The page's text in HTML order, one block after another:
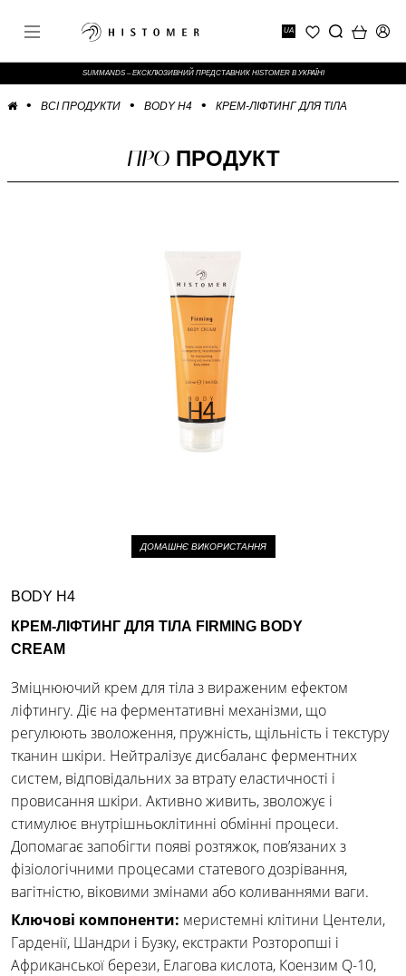
UA
SUMMANDS – ЕКСКЛЮЗИВНИЙ ПРЕДСТАВНИК HISTOMER В УКРАЇНІ
ВСІ ПРОДУКТИ BODY H4 КРЕМ-ЛІФТИНГ ДЛЯ ТІЛА
ПРОПРОДУКТ
ДОМАШНЄ ВИКОРИСТАННЯ
BODY H4
КРЕМ-ЛІФТИНГ ДЛЯ ТІЛА FIRMING BODY
CREAM
Зміцнюючий крем для тіла з вираженим ефектом
ліфтингу. Діє на ферментативні механізми, що
регулюють зволоження, пружність, щільність і текстуру
тканин шкіри. Нейтралізує дисбаланс ферментних
систем, відповідальних за втрату еластичності і
провисання шкіри. Активно живить, зволожує і
стимулює внутрішньоклітинні обмінні процеси.
Допомагає запобігти появі розтяжок, пов’язаних з
фізіологічними процесами статевого дозрівання,
вагітністю, віковими змінами або коливаннями ваги.
Ключові компоненти: меристемні клітини Центели,
Гарденії, Шандри і Бузку, екстракти Розторопші і
Африканської берези, Елагова кислота, Коензим Q-10,